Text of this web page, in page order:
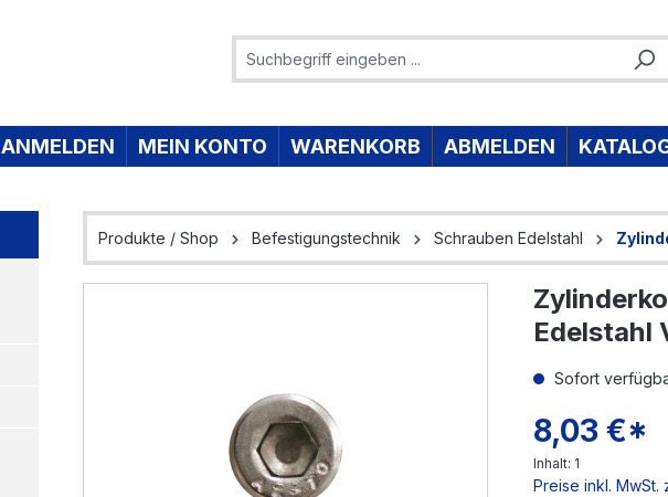
ANMELDEN MEIN KONTO WARENKORB ABMELDEN
Produkte / Shop Befestigungstechnik Schrauben Edelstahl
Edelstahl
Sofort
8,03 €*
Inhalt: 1
Preise inkl. MwSt.